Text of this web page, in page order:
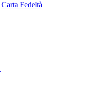
Carta Fedeltà